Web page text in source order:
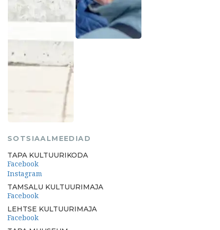
SOTSIAALMEEDIAD
TAPA KULTUURIKODA
Facebook
Instagram
TAMSALU KULTUURIMAJA
Facebook
LEHTSE KULTUURIMAJA
Facebook